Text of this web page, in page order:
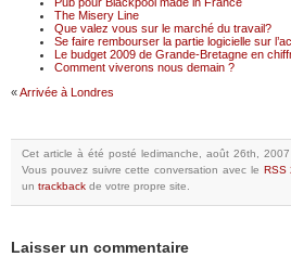
The Misery Line
Que valez vous sur le marché du travail?
Se faire rembourser la partie logicielle sur
Le budget 2009 de Grande-Bretagne en
Comment viverons nous demain ?
«Arrivée à Londres
Cet article à été posté ledimanche, août 26th,
Vous pouvez suivre cette conversation avec le RSS
un trackback de votre propre site.
Laisser un commentaire